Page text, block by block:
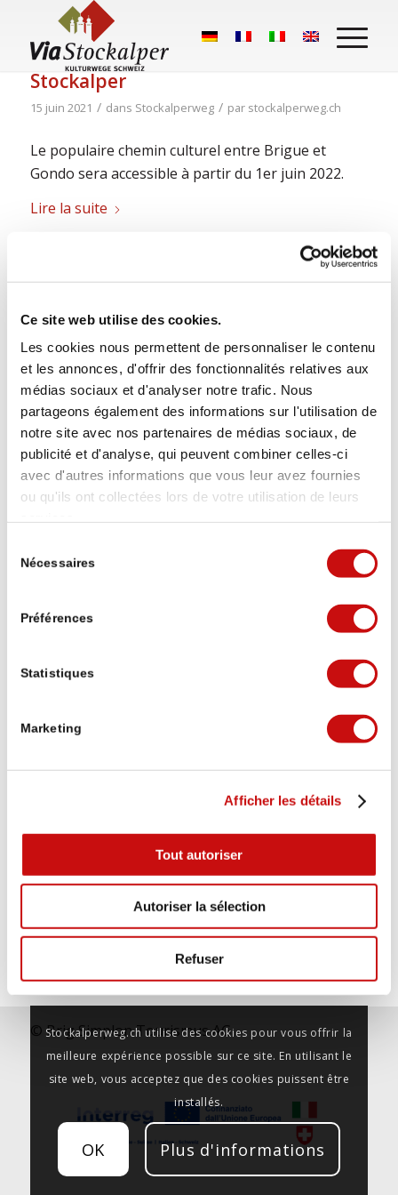
Ce site web utilise des cookies.
Les cookies nous permettent de personnaliser le contenu
et les annonces, d'offrir des fonctionnalités relatives aux
médias sociaux et d'analyser notre trafic. Nous
partageons également des informations sur l'utilisation de
notre site avec nos partenaires de médias sociaux, de
publicité et d'analyse, qui peuvent combiner celles-ci
avec d'autres informations que vous leur avez fournies
ou qu'ils ont collectées lors de votre utilisation de leurs
Nécessaires
Préférences
Statistiques
Marketing
Afficher les détails
Tout autoriser
Autoriser la sélection
Refuser
Réouverture du chemin du
Stockalper
15 juin 2021 / dans Stockalperweg / par stockalperweg.ch
Le populaire chemin culturel entre Brigue et
Gondo sera accessible à partir du 1er juin 2022.
Lire la suite
Ce que disent les randonneurs :
Stockalperweg
Puh die erste Etappe von Brig auf den
Umweg wegen Steinschlaggefahr, 20.6 km,
geschafft 😁, und mittlerweile nach der
Wir freuen ins auf das was noch kommt
© Brig Simplon Tourismus AG
Stockalperweg.ch utilise des cookies pour vous offrir la
meilleure expérience possible sur ce site. En utilisant le
site web, vous acceptez que des cookies puissent être
installés.
OK Plus d'informations